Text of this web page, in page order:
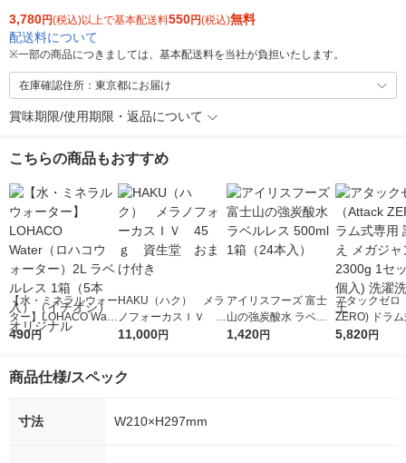
3,780円(税込)以上で基本配送料550円(税込)無料
配送料について
※一部の商品につきましては、基本配送料を当社が負担いたします。
在庫確認住所：東京都にお届け
賞味期限/使用期限・返品について
こちらの商品もおすすめ
【水・ミネラルウォー
ター】LOHACO Wate
r（ロハコウォータ
シ） オリジナル
490円
HAKU（ハク） メラ
ノフォーカスＩＶ 4
5ｇ 資生堂 おまけ
11,000円
アイリスフーズ 富士
山の強炭酸水 ラベル
レス 500ml 1箱（24
1,420円
アタックゼロ
ZERO) ドラ
詰め替え メガ
5,820円
商品仕様/スペック
寸法 W210×H297mm